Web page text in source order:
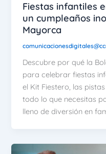
Fiestas infantiles
un cumpleaños
Mayorca
Descubre por qué la
para celebrar fiestas
el Kit Fiestero, las
todo lo que necesitas
lleno de diversión en